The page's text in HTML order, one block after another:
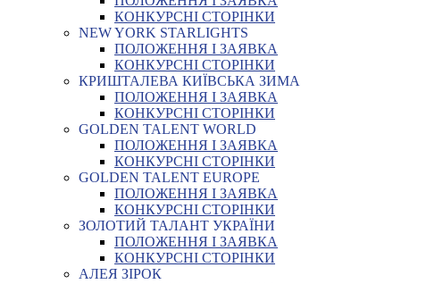
КОНКУРСНІ СТОРІНКИ
NEW YORK STARLIGHTS
ПОЛОЖЕННЯ І ЗАЯВКА
КОНКУРСНІ СТОРІНКИ
КРИШТАЛЕВА КИЇВСЬКА ЗИМА
ПОЛОЖЕННЯ І ЗАЯВКА
КОНКУРСНІ СТОРІНКИ
GOLDEN TALENT WORLD
ПОЛОЖЕННЯ І ЗАЯВКА
КОНКУРСНІ СТОРІНКИ
GOLDEN TALENT EUROPE
ПОЛОЖЕННЯ І ЗАЯВКА
КОНКУРСНІ СТОРІНКИ
ЗОЛОТИЙ ТАЛАНТ УКРАЇНИ
ПОЛОЖЕННЯ І ЗАЯВКА
КОНКУРСНІ СТОРІНКИ
АЛЕЯ ЗІРОК